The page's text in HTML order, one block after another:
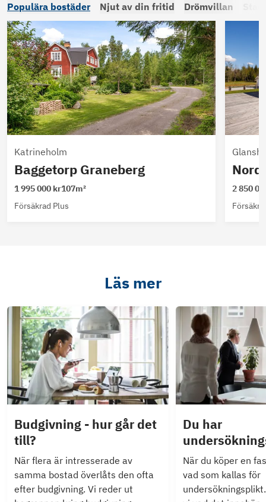
Populära bostäder Njut av din fritid Drömvillan
Katrineholm
Baggetorp Graneberg
1 995 000 kr107m²
Försäkrad Plus
2 850
Läs mer
Budgivning - hur går det
till?
När flera är intresserade av
samma bostad överlåts den ofta
efter budgivning. Vi reder ut
Du har
När du köper en
vad som kallas för